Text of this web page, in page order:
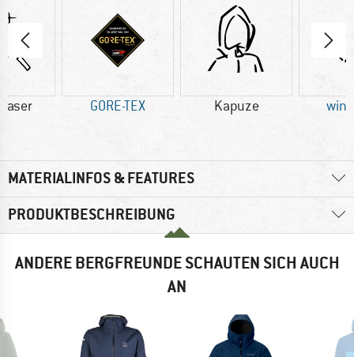
GORE-TEX Kapuze
MATERIALINFOS & FEATURES
PRODUKTBESCHREIBUNG
ANDERE BERGFREUNDE SCHAUTEN SICH AUCH
AN